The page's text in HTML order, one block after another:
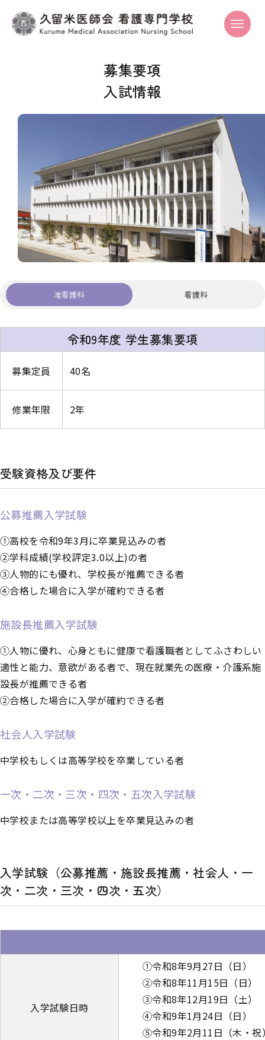
募集要項
入試情報
准看護科 看護科
令和9年度 学生募集要項
募集定員 40名
修業年限 2年
受験資格及び要件
公募推薦入学試験
①高校を令和9年3月に卒業見込みの者
②学科成績(学校評定3.0以上)の者
③人物的にも優れ、学校長が推薦できる者
④合格した場合に入学が確約できる者
施設長推薦入学試験
①人物に優れ、心身ともに健康で看護職者としてふさわしい
適性と能力、意欲がある者で、現在就業先の医療・介護系施
設長が推薦できる者
②合格した場合に入学が確約できる者
社会人入学試験
中学校もしくは高等学校を卒業している者
一次・二次・三次・四次・五次入学試験
中学校または高等学校以上を卒業見込みの者
入学試験（公募推薦・施設長推薦・社会人・一
次・二次・三次・四次・五次）
入学試験日時
①令和8年9月27日（日）
②令和8年11月15日（日）
③令和8年12月19日（土）
④令和9年1月24日（日）
⑤令和9年2月11日（木・祝